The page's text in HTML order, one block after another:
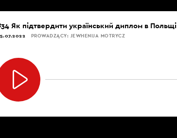
Як підтвердити український диплом в Польщі
PROWADZĄCY: JEWHENIJA MOTRYCZ